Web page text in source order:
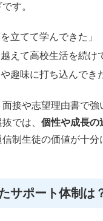
す。
立てて学んできた」
えて高校生活を続け
趣味に打ち込んでき
接や志望理由書で強
では、 個性や成長の
制生徒の価値が十分
サポート体制は